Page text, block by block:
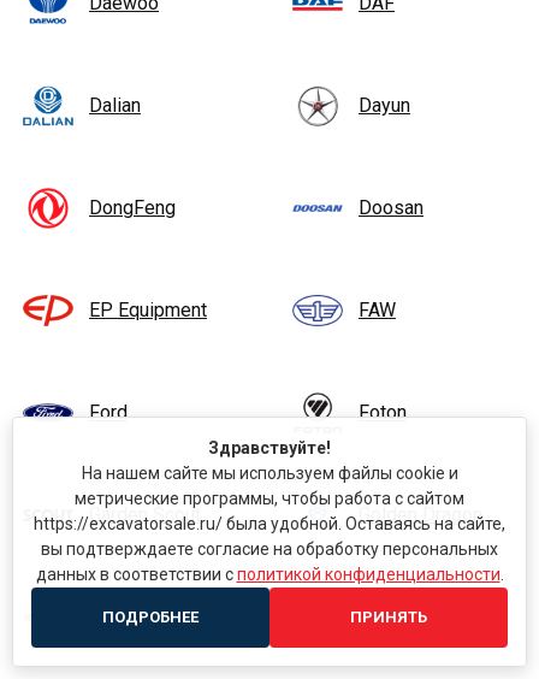
Dalian Dayun
DongFeng Doosan
EP Equipment FAW
Ford Foton
Garden Scout Golden Dragon
Goodsense Hamm
Здравствуйте!
На нашем сайте мы используем файлы cookie и
метрические программы, чтобы работа с сайтом
https://excavatorsale.ru/ была удобной. Оставаясь на сайте,
вы подтверждаете согласие на обработку персональных
данных в соответствии сполитикой конфиденциальности
ПОДРОБНЕЕ ПРИНЯТЬ